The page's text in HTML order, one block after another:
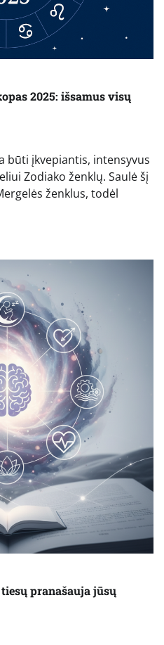
2025: išsamus visų
būti įkvepiantis, intensyvus
Zodiako ženklų. Saulė šį
ženklus, todėl
pranašauja jūsų